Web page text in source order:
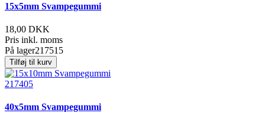
15x5mm Svampegummi
18,00 DKK
Pris inkl. moms
På lager217515
Tilføj til kurv
217405
40x5mm Svampegummi